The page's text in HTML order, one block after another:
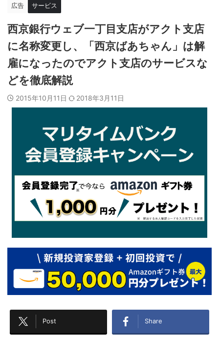
広告 サービス
西京銀行ウェブ一丁目支店がアクト支店
に名称変更し、「西京ばあちゃん」は解
雇になったのでアクト支店のサービスな
どを徹底解説
2015年10月11日 2018年3月11日
Post Share